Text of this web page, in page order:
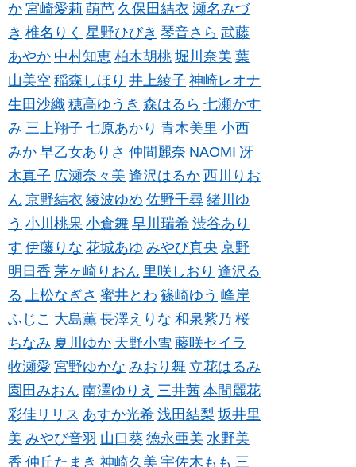
か 宮崎愛莉 萌芭 久保田結衣 瀬名みづ
き 椎名りく 星野ひびき 琴音さら 武藤
あやか 中村知恵 柏木胡桃 堀川奈美 葉
山美空 稲森しほり 井上綾子 神崎レオナ
生田沙織 穂高ゆうき 森はるら 七瀬かす
み 三上翔子 七原あかり 青木美里 小西
みか 早乙女ありさ 仲間麗奈 NAOMI 冴
木真子 広瀬奈々美 逢沢はるか 西川りお
ん 京野結衣 綾波ゆめ 佐野千尋 緒川ゆ
う 小川桃果 小倉舞 早川瑞希 渋谷あり
す 伊藤りな 花城あゆ みやび真央 京野
明日香 茅ヶ崎りおん 里咲しおり 逢沢る
る 上松なぎさ 蜜井とわ 篠崎ゆう 峰岸
ふじこ 大島薫 長澤えりな 和泉紫乃 桜
ちなみ 夏川ゆか 天野小雪 藤咲セイラ
牧瀬愛 宮野ゆかな みおり舞 立花はるみ
園田みおん 南澤ゆりえ 三井茜 本間麗花
彩佳リリス あすか光希 浅田結梨 坂井里
美 みやび音羽 山口葵 徳永亜美 水野美
香 仲丘たまき 神崎久美 宇佐木もも 三